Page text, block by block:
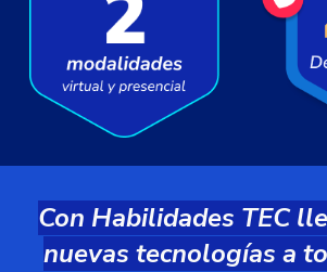
Con Habilidades TEC
nuevas tecnologías a